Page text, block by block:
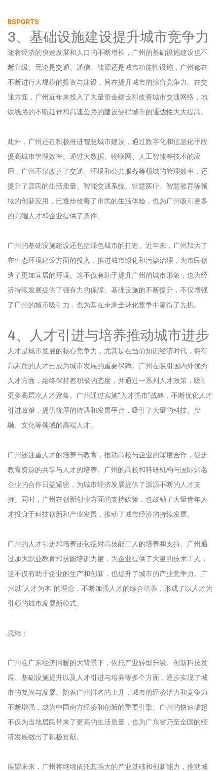
BSPORTS
3、基础设施建设提升城市竞争力
随着经济的快速发展和人口的不断增长，广州的基础设施建设也不
断升级。无论是交通、通信、能源还是城市功能性设施，广州都在
不断进行大规模的投资与建设，旨在提升城市的综合竞争力。在交
通方面，广州近年来投入了大量资金建设和改善城市交通网络，地
铁线路的不断延伸和高速公路的建设使得城市的通达性大大提高。
此外，广州还在积极推进智慧城市建设，通过数字化和信息化手段
提高城市管理效率。通过大数据、物联网、人工智能等技术的应
用，广州不仅改善了交通、环境和公共服务等领域的管理效率，还
提升了居民的生活质量。智能交通系统、智慧医疗、智慧教育等领
域的创新应用，已逐步改善了市民的生活体验，也为广州吸引更多
的高端人才和企业提供了条件。
广州的基础设施建设还包括绿色城市的打造。近年来，广州加大了
在生态环境建设方面的投入，推进城市绿化和污染治理，为市民创
造了更加宜居的环境。这不仅有助于提升广州的城市形象，也为经
济持续发展提供了强有力的保障。基础设施的不断提升，不仅增强
了广州的城市吸引力，也为其在未来全球化竞争中赢得了先机。
4、人才引进与培养推动城市进步
人才是城市发展的核心竞争力，尤其是在当前知识经济时代，拥有
高素质的人才已成为城市发展的重要保障。广州在吸引国内外优秀
人才方面，始终保持着积极的态度，并通过一系列人才政策，吸引
更多高层次人才聚集。广州通过实施“人才强市”战略，不断优化人才
引进政策，提供优厚的待遇和发展平台，吸引了大量的科技、金
融、文化等领域的高端人才。
广州还注重人才的培养与教育，推动高校与企业的深度合作，促进
教育资源的共享与人才的培养。广州的高校和科研机构与国际知名
企业的合作日益紧密，为城市经济发展提供了源源不断的人才支
持。同时，广州在创新创业方面的支持政策，也鼓励了大量青年人
才投身于科技创新和产业发展，推动了城市经济的持续发展。
广州的人才引进和培养还包括对高技能工人的培养和支持。广州通
过加大职业教育和技能培训力度，为企业提供了大量的技术工人，
这不仅有助于企业的生产和创新，也提升了城市的产业竞争力。广
州以“人才为本”的理念，不断加强人才的综合培养，形成了以人才为
引领的城市发展新模式。
总结：
广州在广东经济回暖的大背景下，依托产业转型升级、创新科技发
展、基础设施提升以及人才引进与培养等多个方面，逐步实现了城
市的复兴与发展。随着广州排名的上升，城市的经济活力和竞争力
不断增强，成为中国南方经济和创新的重要引擎。广州的快速崛起
不仅为当地居民带来了更高的生活质量，也为广东省乃至全国的经
济发展做出了积极贡献。
展望未来，广州将继续依托其强大的产业基础和创新能力，推动城